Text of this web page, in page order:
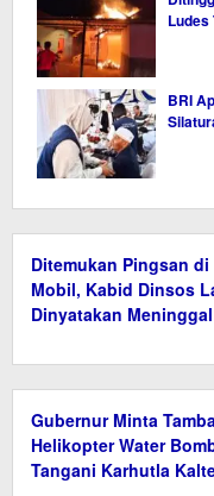
Ludes
BRI
Ditemukan Pingsan di
Mobil, Kabid Dinsos
Dinyatakan
Gubernur Minta
Helikopter Water
Tangani Karhutla